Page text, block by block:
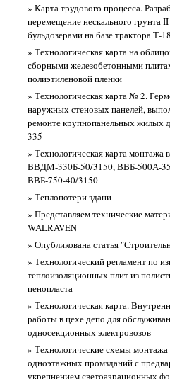
» Карта трудового процесса.
перемещение нескального грунта
бульдозерами на базе трактора Т-
» Технологическая карта на
сборными железобетонными
полиэтиленовой пленки
» Технологическая карта № 2.
наружных стеновых панелей,
ремонте крупнопанельных жилых
335
» Технологическая карта монтажа
ВВДМ-330Б-50/3150, ВВБ-500А-
ВВБ-750-40/3150
» Теплопотери здани
» Представляем технические
WALRAVEN
» Опубликована статья
» Технологический регламент по
теплоизоляционных плит из
пенопласта
» Технологическая карта.
работы в цехе депо для
односекционных электровозов
» Технологические схемы
одноэтажных промзданий с
укрепнением светоаэрационных